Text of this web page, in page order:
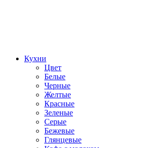
Кухни
Цвет
Белые
Черные
Желтые
Красные
Зеленые
Серые
Бежевые
Глянцевые